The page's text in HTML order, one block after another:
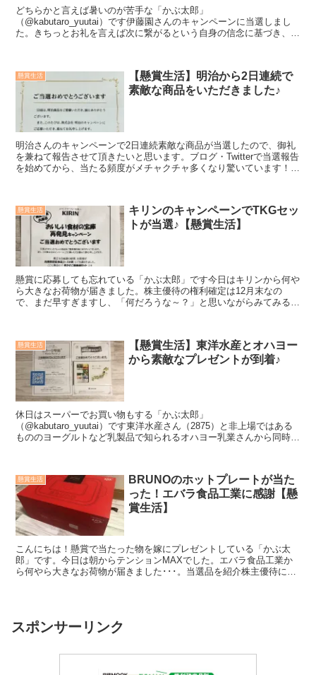
どちらかと言えば暑いのが苦手な「かぶ太郎」
（@kabutaro_yuutai）です伊藤園さんのキャンペーンに当選しまし
た。きちっとお礼を言えば次に繋がるという自身の信念に基づき、今
懸賞生活
【懸賞生活】明治から2日連続で
素敵な商品をいただきました♪
明治さんのキャンペーンで2日連続素敵な商品が当選したので、御礼
を兼ねて報告させて頂きたいと思います。ブログ・Twitterで当選報告
を始めてから、当たる頻度がメチャクチャ多くなり驚いています！名
懸賞生活
キリンのキャンペーンでTKGセッ
トが当選♪【懸賞生活】
懸賞に応募しても忘れている「かぶ太郎」です今日はキリンから何や
ら大きなお荷物が届きました。株主優待の権利確定は12月末なの
で、まだ早すぎますし、「何だろうな～？」と思いながらみてみる
懸賞生活
【懸賞生活】東洋水産とオハヨー
から素敵なプレゼントが到着♪
休日はスーパーでお買い物もする「かぶ太郎」
（@kabutaro_yuutai）です東洋水産さん（2875）と非上場ではある
もののヨーグルトなど乳製品で知られるオハヨー乳業さんから同時に
懸賞生活
BRUNOのホットプレートが当た
った！エバラ食品工業に感謝【懸
賞生活】
こんにちは！懸賞で当たった物を嫁にプレゼントしている「かぶ太
郎」です。今日は朝からテンションMAXでした。エバラ食品工業か
ら何やら大きなお荷物が届きました･･･。当選品を紹介株主優待にし
スポンサーリンク